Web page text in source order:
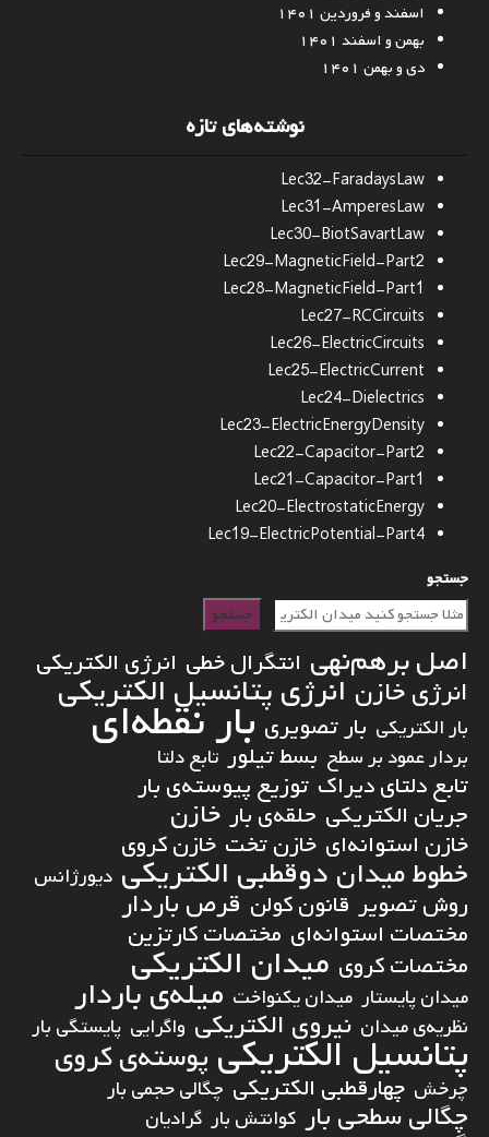
اسفند و فروردین ۱۴۰۱
بهمن و اسفند ۱۴۰۱
دی و بهمن ۱۴۰۱
نوشته‌های تازه
Lec32-FaradaysLaw
Lec31-AmperesLaw
Lec30-BiotSavartLaw
Lec29-MagneticField-Part2
Lec28-MagneticField-Part1
Lec27-RCCircuits
Lec26-ElectricCircuits
Lec25-ElectricCurrent
Lec24-Dielectrics
Lec23-ElectricEnergyDensity
Lec22-Capacitor-Part2
Lec21-Capacitor-Part1
Lec20-ElectrostaticEnergy
Lec19-ElectricPotential-Part4
جستجو
جستجو
اصل برهم‌نهی انتگرال خطی انرژی الکتریکی
انرژی خازن انرژی پتانسیل الکتریکی
بار الکتریکی بار تصویری بار نقطه‌ای
بردار عمود بر سطح بسط تیلور تابع دلتا
تابع دلتای دیراک توزیع پیوسته‌ی بار
جریان الکتریکی حلقه‌ی بار خازن
خازن استوانه‌ای خازن تخت خازن کروی
خطوط میدان دوقطبی الکتریکی دیورژانس
روش تصویر قانون کولن قرص باردار
مختصات استوانه‌ای مختصات کارتزین
مختصات کروی میدان الکتریکی
میدان پایستار میدان یکنواخت میله‌ی باردار
نظریه‌ی میدان نیروی الکتریکی واگرایی پایستگی بار پتانسیل الکتریکی پوسته‌ی کروی
چرخش چهارقطبی الکتریکی چگالی حجمی بار
چگالی سطحی بار کوانتش بار گرادیان